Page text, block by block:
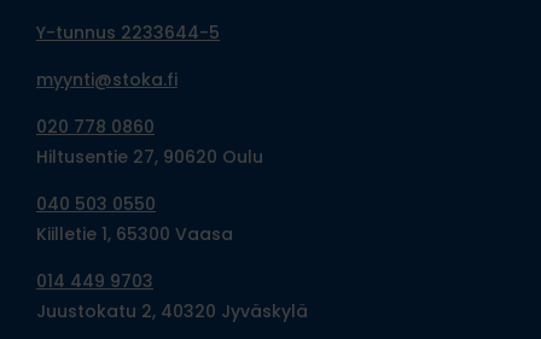
Y-tunnus 2233644-5
myynti@stoka.fi
020 778 0860
Hiltusentie 27, 90620 Oulu
040 503 0550
Kiilletie 1, 65300 Vaasa
014 449 9703
Juustokatu 2, 40320 Jyväskylä